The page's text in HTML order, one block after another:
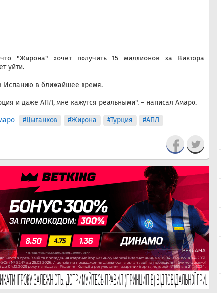
"Жирона" хочет получить 15 миллионов за Виктора
уйти.
Испанию в ближайшее время.
и даже АПЛ, мне кажутся реальными", – написал Амаро.
#Цыганков #Жирона #Турция #АПЛ